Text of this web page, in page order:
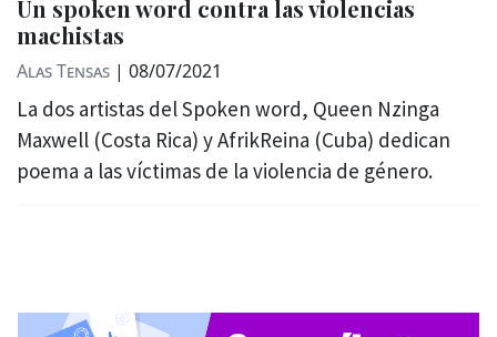
Un spoken word contra las violencias
machistas
Alas Tensas | 08/07/2021
La dos artistas del Spoken word, Queen Nzinga
Maxwell (Costa Rica) y AfrikReina (Cuba) dedican
poema a las víctimas de la violencia de género.